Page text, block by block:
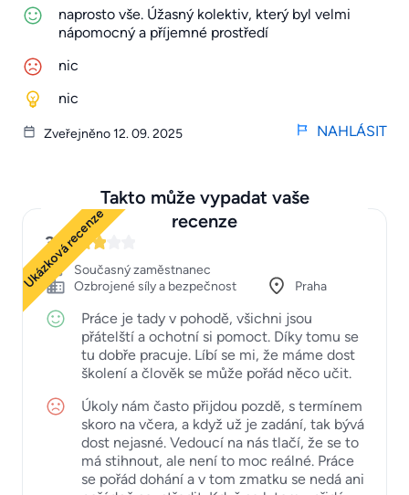
naprosto vše. Úžasný kolektiv, který byl velmi
nápomocný a příjemné prostředí
nic
nic
Zveřejněno 12. 09. 2025 NAHLÁSIT
Takto může vypadat vaše
recenze
Ukázková recenze
3
Současný zaměstnanec
Ozbrojené síly a bezpečnost
Praha
Práce je tady v pohodě, všichni jsou
přátelští a ochotní si pomoct. Díky tomu se
tu dobře pracuje. Líbí se mi, že máme dost
školení a člověk se může pořád něco učit.
Úkoly nám často přijdou pozdě, s termínem
skoro na včera, a když už je zadání, tak bývá
dost nejasné. Vedoucí na nás tlačí, že se to
má stihnout, ale není to moc reálné. Práce
se pořád dohání a v tom zmatku se nedá ani